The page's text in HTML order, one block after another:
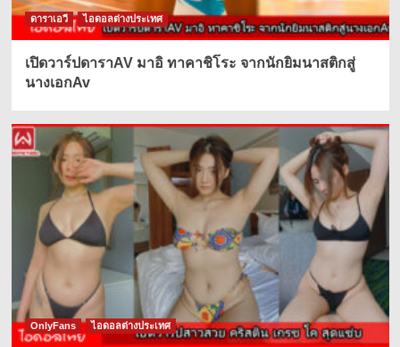
ดาราเอวี ไอดอลต่างประเทศ
เปิดวาร์ปดาราAV มาอิ ทาคาชิโระ จากนักยิมนาสติกสู่
นางเอกAv
OnlyFans ไอดอลต่างประเทศ